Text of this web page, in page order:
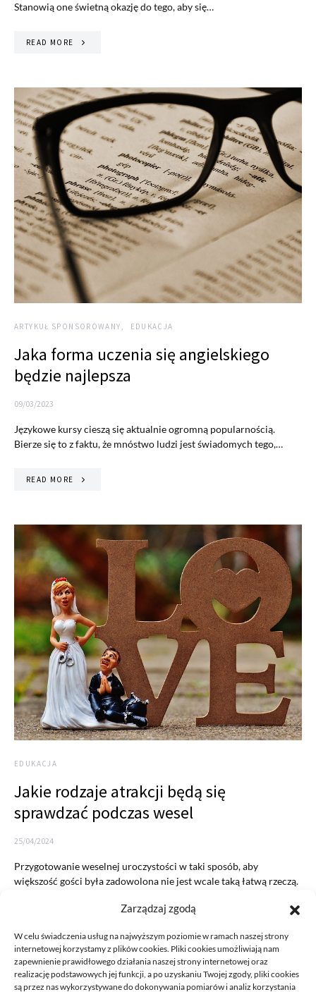
Zarządzaj zgodą
W celu świadczenia usług na najwyższym poziomie w ramach naszej strony
internetowej korzystamy z plików cookies. Pliki cookies umożliwiają nam
zapewnienie prawidłowego działania naszej strony internetowej oraz
realizację podstawowych jej funkcji, a po uzyskaniu Twojej zgody, pliki cookies
są przez nas wykorzystywane do dokonywania pomiarów i analiz korzystania
Stanowią one świetną okazję do tego, aby się…
READ MORE
ARTYKUŁ SPONSOROWANY EDUKACJA
Jaka forma uczenia się angielskiego
będzie najlepsza
09/03/2023
Językowe kursy cieszą się aktualnie ogromną popularnością.
Bierze się to z faktu, że mnóstwo ludzi jest świadomych tego,…
READ MORE
EDUKACJA
Jakie rodzaje atrakcji będą się
sprawdzać podczas wesel
25/04/2024
Przygotowanie weselnej uroczystości w taki sposób, aby
większość gości była zadowolona nie jest wcale taką łatwą rzeczą.
READ MORE